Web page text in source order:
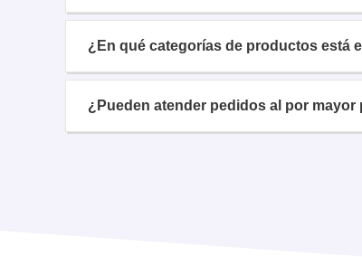
¿En qué categorías de productos está
¿Pueden atender pedidos al por